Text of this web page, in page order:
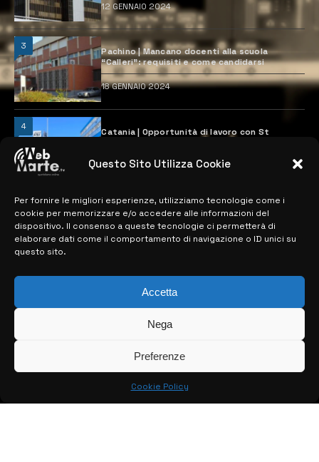
Questo Sito Utilizza Cookie
Per fornire le migliori esperienze, utilizziamo tecnologie come i
cookie per memorizzare e/o accedere alle informazioni del
dispositivo. Il consenso a queste tecnologie ci permetterà di
elaborare dati come il comportamento di navigazione o ID unici su
questo sito.
Accetta
Nega
Preferenze
Cookie Policy
12 GENNAIO 2024
3
Pachino | Mancano docenti alla scuola
“Calleri”: requisiti e come candidarsi
18 GENNAIO 2024
4
Catania | Opportunità di lavoro con St
28 MARZO 2024
MAPPA DEL SITO
> NOTIZIE
> CONTATTI